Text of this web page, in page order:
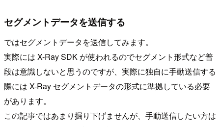
セグメントデータを送信する
ではセグメントデータを送信してみます。
実際には X-Ray SDK が使われるのでセグメント形式など普
段は意識しないと思うのですが、実際に独自に手動送信する
際には X-Ray セグメントデータの形式に準拠している必要
があります。
この記事ではあまり掘り下げませんが、手動送信したい方は